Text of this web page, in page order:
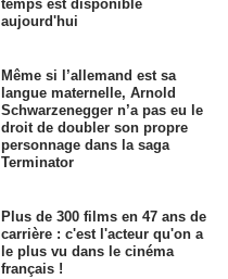
temps est disponible
aujourd'hui
Même si l’allemand est sa
langue maternelle, Arnold
Schwarzenegger n’a pas eu le
droit de doubler son propre
personnage dans la saga
Terminator
Plus de 300 films en 47 ans de
carrière : c'est l'acteur qu'on a
le plus vu dans le cinéma
français !